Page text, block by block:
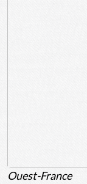
Ouest-France